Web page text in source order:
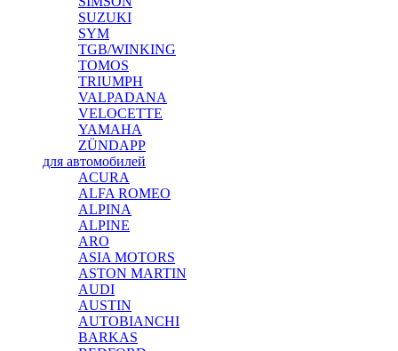
SUZUKI
SYM
TGB/WINKING
TOMOS
TRIUMPH
VALPADANA
VELOCETTE
YAMAHA
ZÜNDAPP
для автомобилей
ACURA
ALFA ROMEO
ALPINA
ALPINE
ARO
ASIA MOTORS
ASTON MARTIN
AUDI
AUSTIN
AUTOBIANCHI
BARKAS